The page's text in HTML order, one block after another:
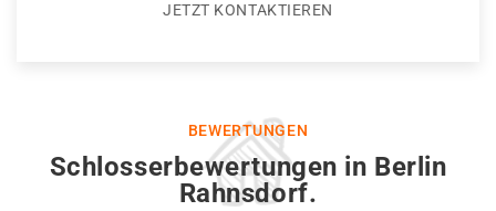
JETZT KONTAKTIEREN
BEWERTUNGEN
Schlosserbewertungen in Berlin
Rahnsdorf.